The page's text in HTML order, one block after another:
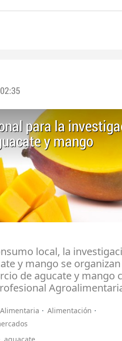
para la
y mango
local, la
y mango se organizan
de agucate y mango
Alimentación